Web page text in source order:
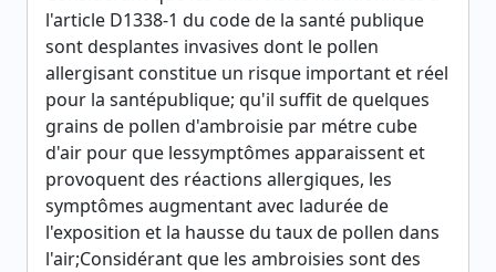
l'article D1338-1 du code de la santé publique
sont desplantes invasives dont le pollen
allergisant constitue un risque important et réel
pour la santépublique; qu'il suffit de quelques
grains de pollen d'ambroisie par métre cube
d'air pour que lessymptômes apparaissent et
provoquent des réactions allergiques, les
symptômes augmentant avec ladurée de
l'exposition et la hausse du taux de pollen dans
l'air;Considérant que les ambroisies sont des